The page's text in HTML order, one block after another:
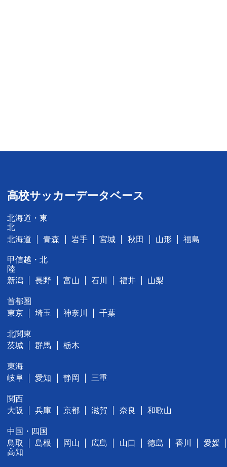
高校サッカーデータベース
北海道・東
北
北海道
青森 岩手 宮城 秋田 山形 福島
甲信越・北
陸
新潟
長野 富山 石川 福井 山梨
首都圏
東京
埼玉 神奈川 千葉
北関東
茨城
群馬 栃木
東海
岐阜
愛知 静岡 三重
関西
大阪
兵庫 京都 滋賀 奈良 和歌山
中国・四国
鳥取
島根 岡山 広島 山口 徳島 香川
愛媛
高知